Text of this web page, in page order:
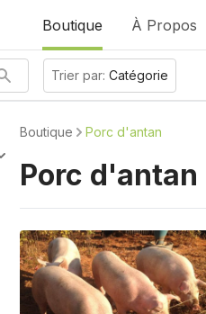
Boutique À Propos
Trier par: Catégorie
Boutique Porc d'antan
Porc d'antan